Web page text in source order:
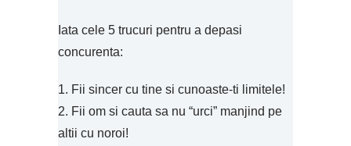
Iata cele 5 trucuri pentru a depasi
concurenta:
1. Fii sincer cu tine si cunoaste-ti limitele!
2. Fii om si cauta sa nu “urci” manjind pe
altii cu noroi!